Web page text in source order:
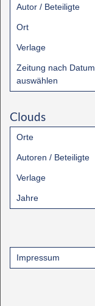
Autor / Beteiligte
Ort
Verlage
Zeitung nach Datum
auswählen
Clouds
Orte
Autoren / Beteiligte
Verlage
Jahre
Impressum